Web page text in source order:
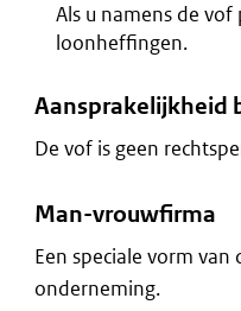
Als u namens de
loonheffingen.
Aansprakelijkheid
De vof is geen
Man-vrouwfirma
Een speciale vorm
onderneming.